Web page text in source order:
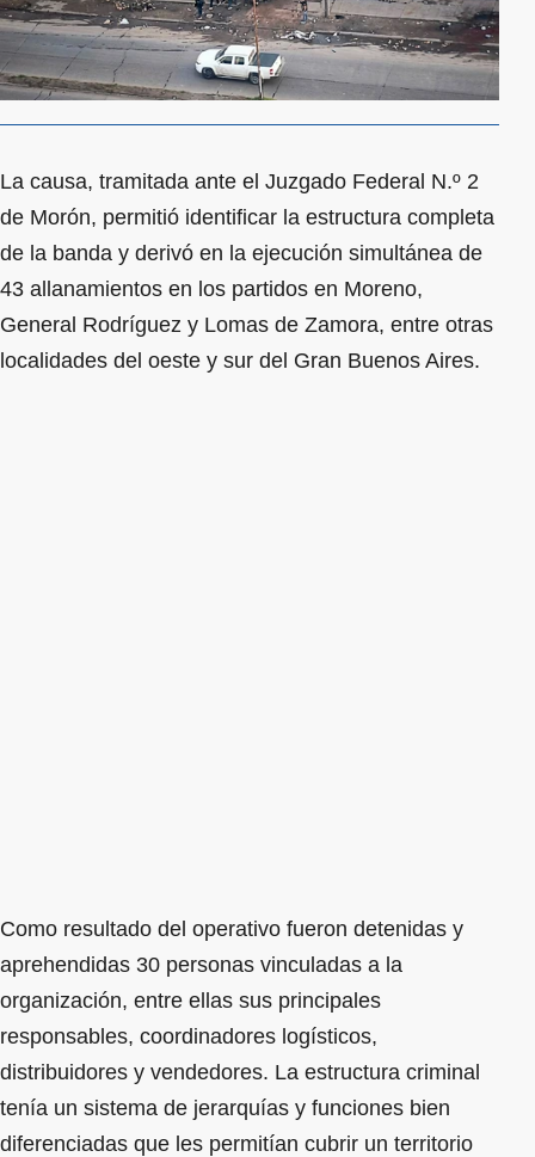
La causa, tramitada ante el Juzgado Federal N.º 2
de Morón, permitió identificar la estructura completa
de la banda y derivó en la ejecución simultánea de
43 allanamientos en los partidos en Moreno,
General Rodríguez y Lomas de Zamora, entre otras
localidades del oeste y sur del Gran Buenos Aires.
Como resultado del operativo fueron detenidas y
aprehendidas 30 personas vinculadas a la
organización, entre ellas sus principales
responsables, coordinadores logísticos,
distribuidores y vendedores. La estructura criminal
tenía un sistema de jerarquías y funciones bien
diferenciadas que les permitían cubrir un territorio